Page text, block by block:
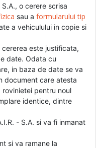
o cerere scrisa
sau a formularului tip
a vehiculului in copie si
este justificata,
date. Odata cu
in baza de date se va
document care atesta
pentru noul
identice, dintre
- S.A. si va fi inmanat
si va ramane la